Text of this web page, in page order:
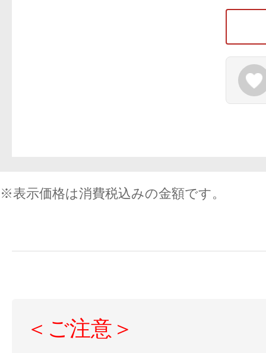
※表示価格は消費税込みの金額です。
＜ご注意＞